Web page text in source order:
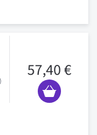
57,40 €